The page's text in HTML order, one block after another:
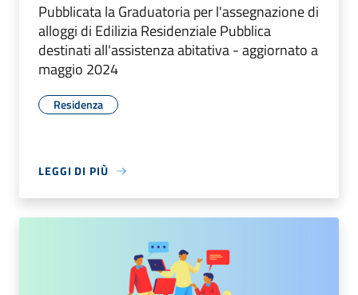
Pubblicata la Graduatoria per l'assegnazione di
alloggi di Edilizia Residenziale Pubblica
destinati all'assistenza abitativa - aggiornato a
maggio 2024
Residenza
LEGGI DI PIÙ